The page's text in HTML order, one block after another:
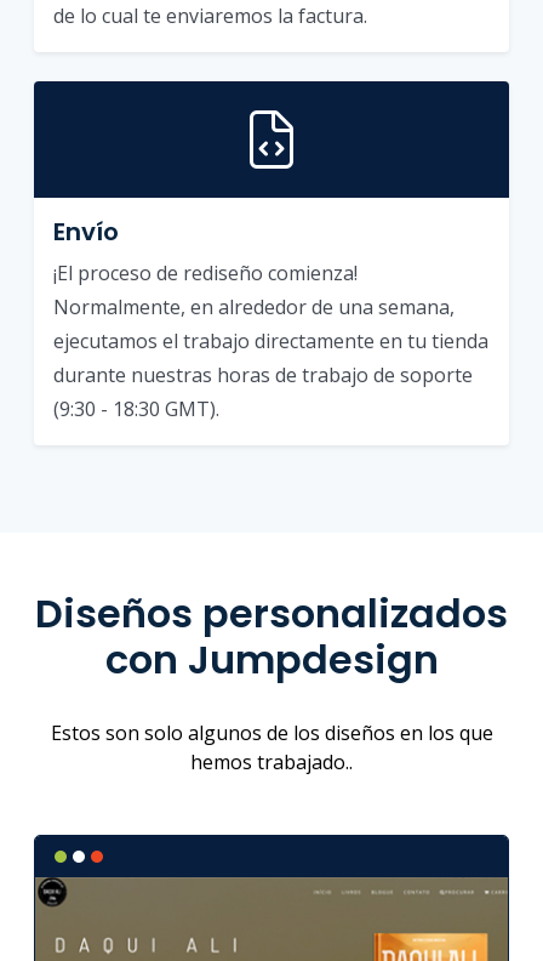
de lo cual te enviaremos la factura.
Envío
¡El proceso de rediseño comienza!
Normalmente, en alrededor de una semana,
ejecutamos el trabajo directamente en tu tienda
durante nuestras horas de trabajo de soporte
(9:30 - 18:30 GMT).
Diseños personalizados
con Jumpdesign
Estos son solo algunos de los diseños en los que
hemos trabajado..